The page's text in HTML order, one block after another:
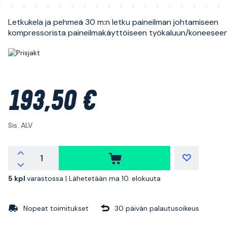
Letkukela ja pehmeä 30 m:n letku paineilman johtamiseen
kompressorista paineilmakäyttöiseen työkaluun/
193,50 €
Sis. ALV
5 kpl varastossa | Lähetetään ma 10. elokuuta
Nopeat toimitukset 30 päivän palautusoikeus